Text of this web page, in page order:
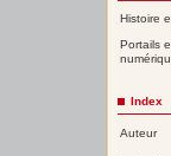
Histoire
Portails
Index
Auteur